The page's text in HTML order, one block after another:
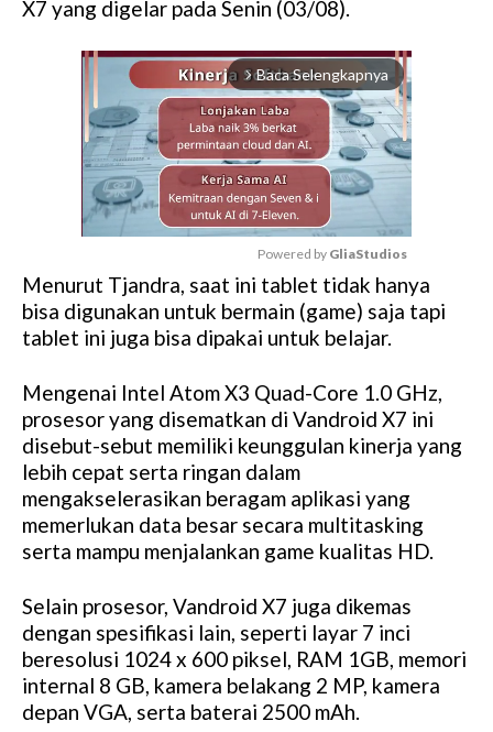
X7 yang digelar pada Senin (03/08).
arrow_forward_ios Baca Selengkapnya
M
u
t
Powered by GliaStudios
Menurut Tjandra, saat ini tablet tidak hanya
bisa digunakan untuk bermain (game) saja tapi
tablet ini juga bisa dipakai untuk belajar.
Mengenai Intel Atom X3 Quad-Core 1.0 GHz,
prosesor yang disematkan di Vandroid X7 ini
disebut-sebut memiliki keunggulan kinerja yang
lebih cepat serta ringan dalam
mengakselerasikan beragam aplikasi yang
memerlukan data besar secara multitasking
serta mampu menjalankan game kualitas HD.
Selain prosesor, Vandroid X7 juga dikemas
dengan spesifikasi lain, seperti layar 7 inci
beresolusi 1024 x 600 piksel, RAM 1GB, memori
internal 8 GB, kamera belakang 2 MP, kamera
depan VGA, serta baterai 2500 mAh.